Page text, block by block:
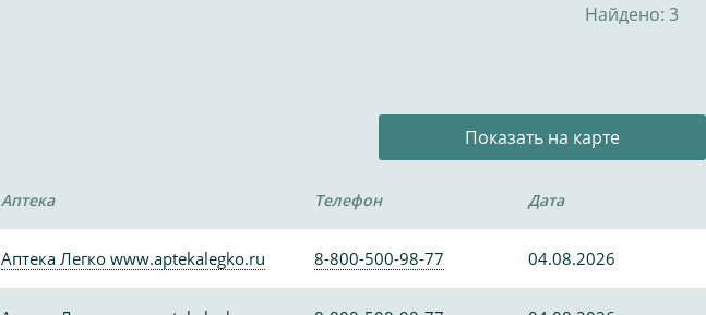
Найдено: 3
Показать на карте
Аптека Телефон Дата
Аптека Легко www.aptekalegko.ru 8-800-500-98-77 04.08.2026